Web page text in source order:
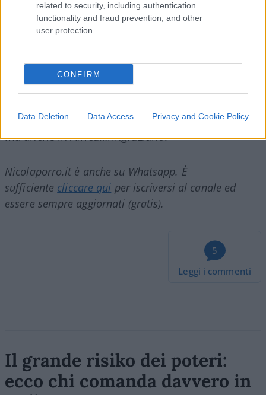
related to security, including authentication
functionality and fraud prevention, and other
user protection.
CONFIRM
Data Deletion Data Access Privacy and Cookie Policy
essere ben distante da una normalizzazione dei
traffici da e per il Golfo Persico, su Bruxelles
tocca allo shipping fare i conti con probabili
ridimensionamenti di flotta e posti di lavoro. Il
sembrano sbiadire ogni giorno di più. E a Pechino,
ma anche in Africa…ringraziano.
Nicolaporro.it è anche su Whatsapp. È
sufficiente cliccare qui per iscriversi al canale ed
essere sempre aggiornati (gratis).
5
Leggi i commenti
Il grande risiko dei poteri:
ecco chi comanda davvero in